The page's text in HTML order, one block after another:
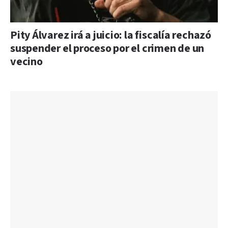
Pity Álvarez irá a juicio: la fiscalía rechazó
suspender el proceso por el crimen de un
vecino